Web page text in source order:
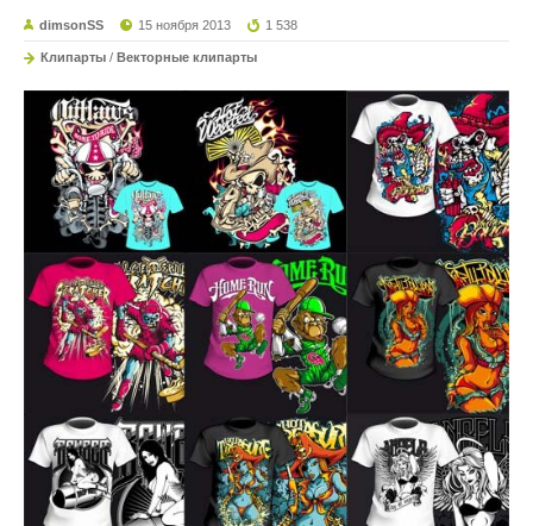
dimsonSS 15 ноября 2013 1 538
Клипарты / Векторные клипарты